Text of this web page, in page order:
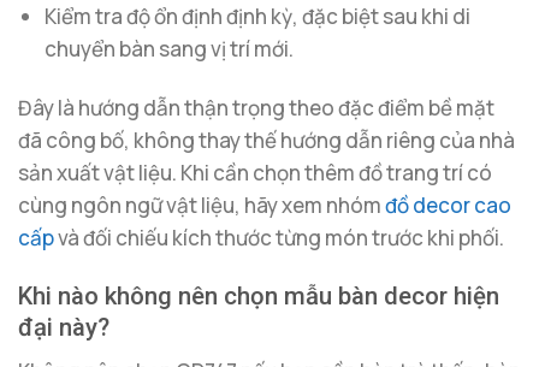
Kiểm tra độ ổn định định kỳ, đặc biệt sau khi di
chuyển bàn sang vị trí mới.
Đây là hướng dẫn thận trọng theo đặc điểm bề mặt
đã công bố, không thay thế hướng dẫn riêng của nhà
sản xuất vật liệu. Khi cần chọn thêm đồ trang trí có
cùng ngôn ngữ vật liệu, hãy xem nhómđồ decor cao
cấpvà đối chiếu kích thước từng món trước khi phối.
Khi nào không nên chọn mẫu bàn decor hiện
đại này?